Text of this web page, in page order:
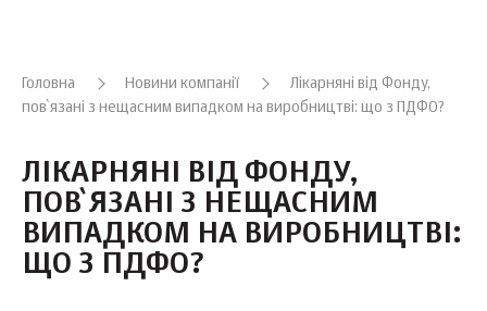
Головна Новини компанії
Лікарняні від Фонду,
пов`язані з нещасним випадком на виробництві: що з ПДФО?
ЛІКАРНЯНІ ВІД ФОНДУ,
ПОВ`ЯЗАНІ З НЕЩАСНИМ
ВИПАДКОМ НА ВИРОБНИЦТВІ:
ЩО З ПДФО?